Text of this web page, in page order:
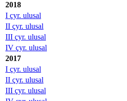
2018
I çyr. ulusal
II çyr. ulusal
III çyr. ulusal
IV çyr. ulusal
2017
I çyr. ulusal
II çyr. ulusal
III çyr. ulusal